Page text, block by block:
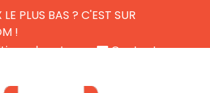
PLUS BAS ? C'EST SUR
!
de retour
Contactez-nous